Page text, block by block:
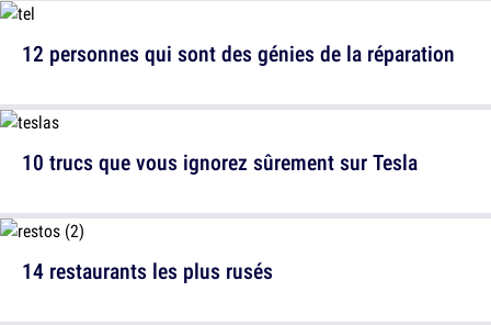
10 trucs que vous ignorez sûrement sur Tesla
12 personnes qui sont des génies de la réparation
14 restaurants les plus rusés